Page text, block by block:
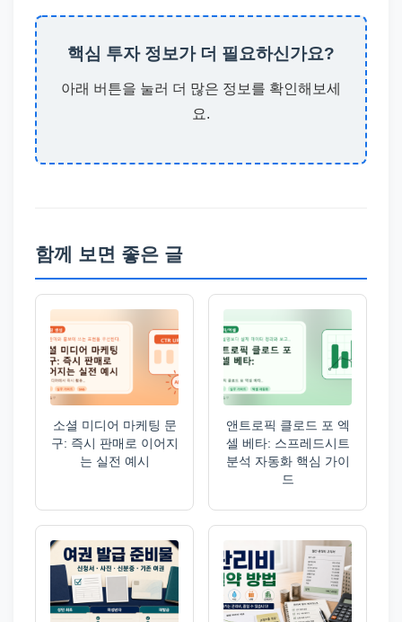
핵심 투자 정보가 더 필요하신가요?
아래 버튼을 눌러 더 많은 정보를 확인해보세
요.
함께 보면 좋은 글
소셜 미디어 마케팅 문
구: 즉시 판매로 이어지
는 실전 예시
앤트로픽 클로드 포 엑
셀 베타: 스프레드시트
분석 자동화 핵심 가이
드